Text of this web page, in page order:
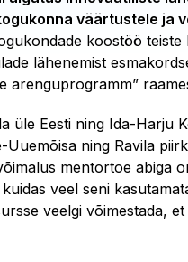
väärtustele ja
koostöö teiste
lähenemist
arenguprogramm”
üle Eesti ning Ida-Harju
Uuemõisa ning Ravila
mentortoe abiga
veel seni
veelgi võimestada,